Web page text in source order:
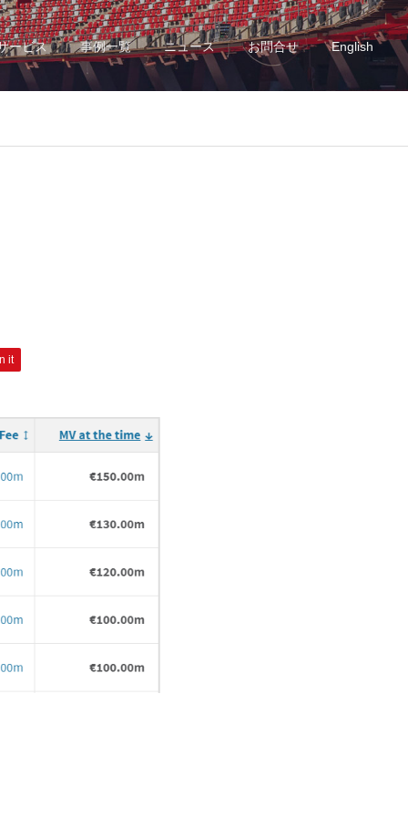
ービス 事例一覧 ニュース お問合せ English
it